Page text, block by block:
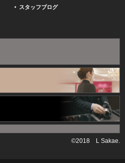
スタッフブログ
©2018 L Sakae.